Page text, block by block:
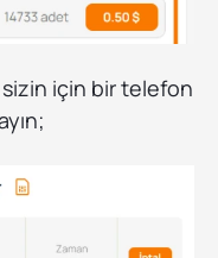
sizin için bir telefon